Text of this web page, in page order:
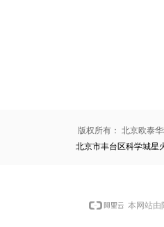
版权所有： 北京欧泰
北京市丰台区科
本网站由